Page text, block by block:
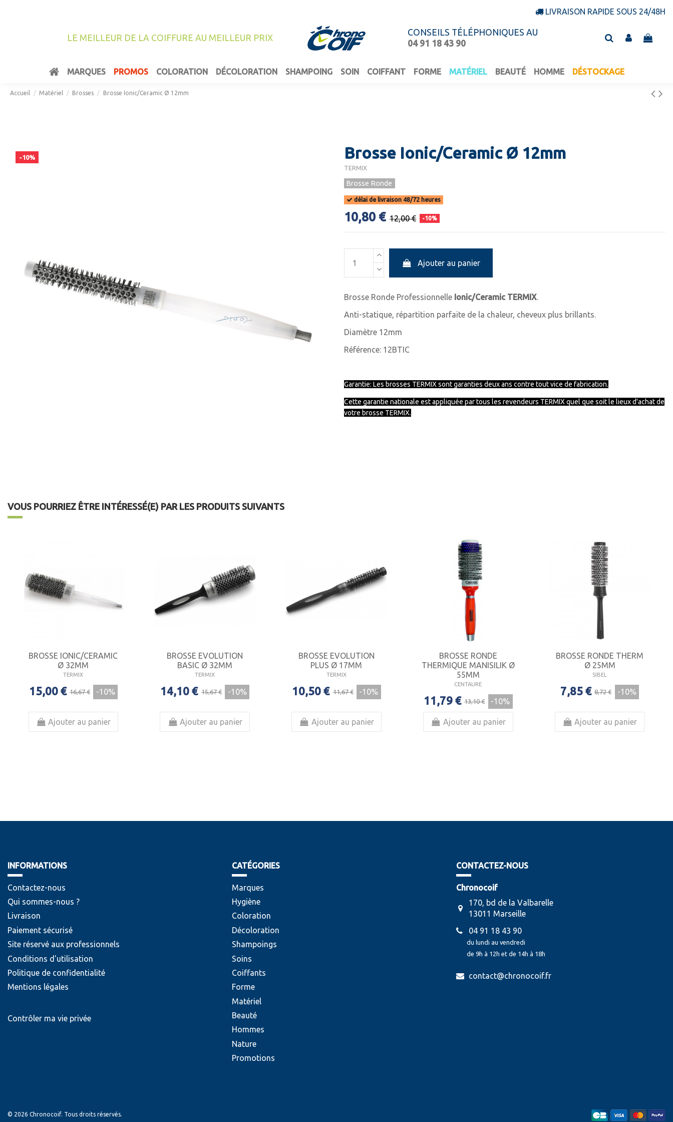
LIVRAISON RAPIDE SOUS 24/48H
LE MEILLEUR DE LA COIFFURE AU MEILLEUR PRIX
CONSEILS TÉLÉPHONIQUES AU
04 91 18 43 90
MARQUES PROMOS COLORATION DÉCOLORATION SHAMPOING SOIN COIFFANT FORME MATÉRIEL BEAUTÉ HOMME DÉSTOCKAGE
Accueil Matériel Brosses Brosse Ionic/Ceramic Ø 12mm
-10% Brosse Ionic/Ceramic Ø 12mm
TERMIX
Brosse Ronde
délai de livraison 48/72 heures
10,80 € 12,00 € -10%
Ajouter au panier
Brosse Ronde Professionnelle Ionic/Ceramic TERMIX.
Anti-statique, répartition parfaite de la chaleur, cheveux plus brillants.
Diamètre 12mm
Référence: 12BTIC
Garantie: Les brosses TERMIX sont garanties deux ans contre tout vice de fabrication.
Cette garantie nationale est appliquée par tous les revendeurs TERMIXquel que soit le lieux d'achat de
votre brosse TERMIX.
VOUS POURRIEZ ÊTRE INTÉRESSÉ(E) PAR LES PRODUITS SUIVANTS
BROSSE IONIC/CERAMIC
Ø 32MM
TERMIX
15,00 € 16,67 € -10%
Ajouter au panier
BROSSE EVOLUTION
BASIC Ø 32MM
TERMIX
14,10 € 15,67 € -10%
Ajouter au panier
BROSSE EVOLUTION
PLUS Ø 17MM
TERMIX
10,50 € 11,67 € -10%
Ajouter au panier
BROSSE RONDE
THERMIQUE MANISILIK Ø
55MM
CENTAURE
11,79 € 13,10 € -10%
Ajouter au panier
BROSSE RONDE THERM
Ø 25MM
SIBEL
7,85 € 8,72 € -10%
Ajouter au panier
INFORMATIONS
Contactez-nous
Qui sommes-nous ?
Livraison
Paiement sécurisé
Site réservé aux professionnels
Conditions d'utilisation
Politique de confidentialité
Mentions légales
Contrôler ma vie privée
CATÉGORIES
Marques
Hygiène
Coloration
Décoloration
Shampoings
Soins
Coiffants
Forme
Matériel
Beauté
Hommes
Nature
Promotions
CONTACTEZ-NOUS
Chronocoif
170, bd de la Valbarelle
13011 Marseille
04 91 18 43 90
du lundi au vendredi
de 9h à 12h et de 14h à 18h
contact@chronocoif.fr
© 2026 Chronocoif. Tous droits réservés.